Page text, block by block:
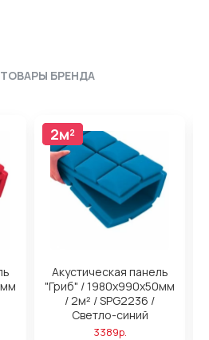
ТОВАРЫ БРЕНДА
2м²
2м²
Акустическая панель
"Гриб" / 1980х990х50мм
/ 2м² / SPG2236 /
Светло-синий
3389р.